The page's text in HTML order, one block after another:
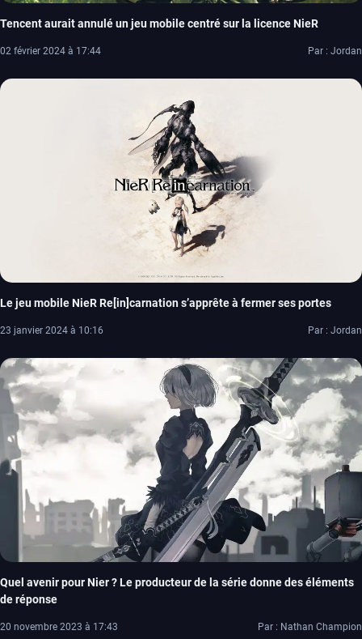
Tencent aurait annulé un jeu mobile centré sur la licence NieR
02 février 2024 à 17:44 Par : Jordan
Le jeu mobile NieR Re[in]carnation s’apprête à fermer ses portes
23 janvier 2024 à 10:16 Par : Jordan
Quel avenir pour Nier ? Le producteur de la série donne des éléments
de réponse
20 novembre 2023 à 17:43 Par : Nathan Champion